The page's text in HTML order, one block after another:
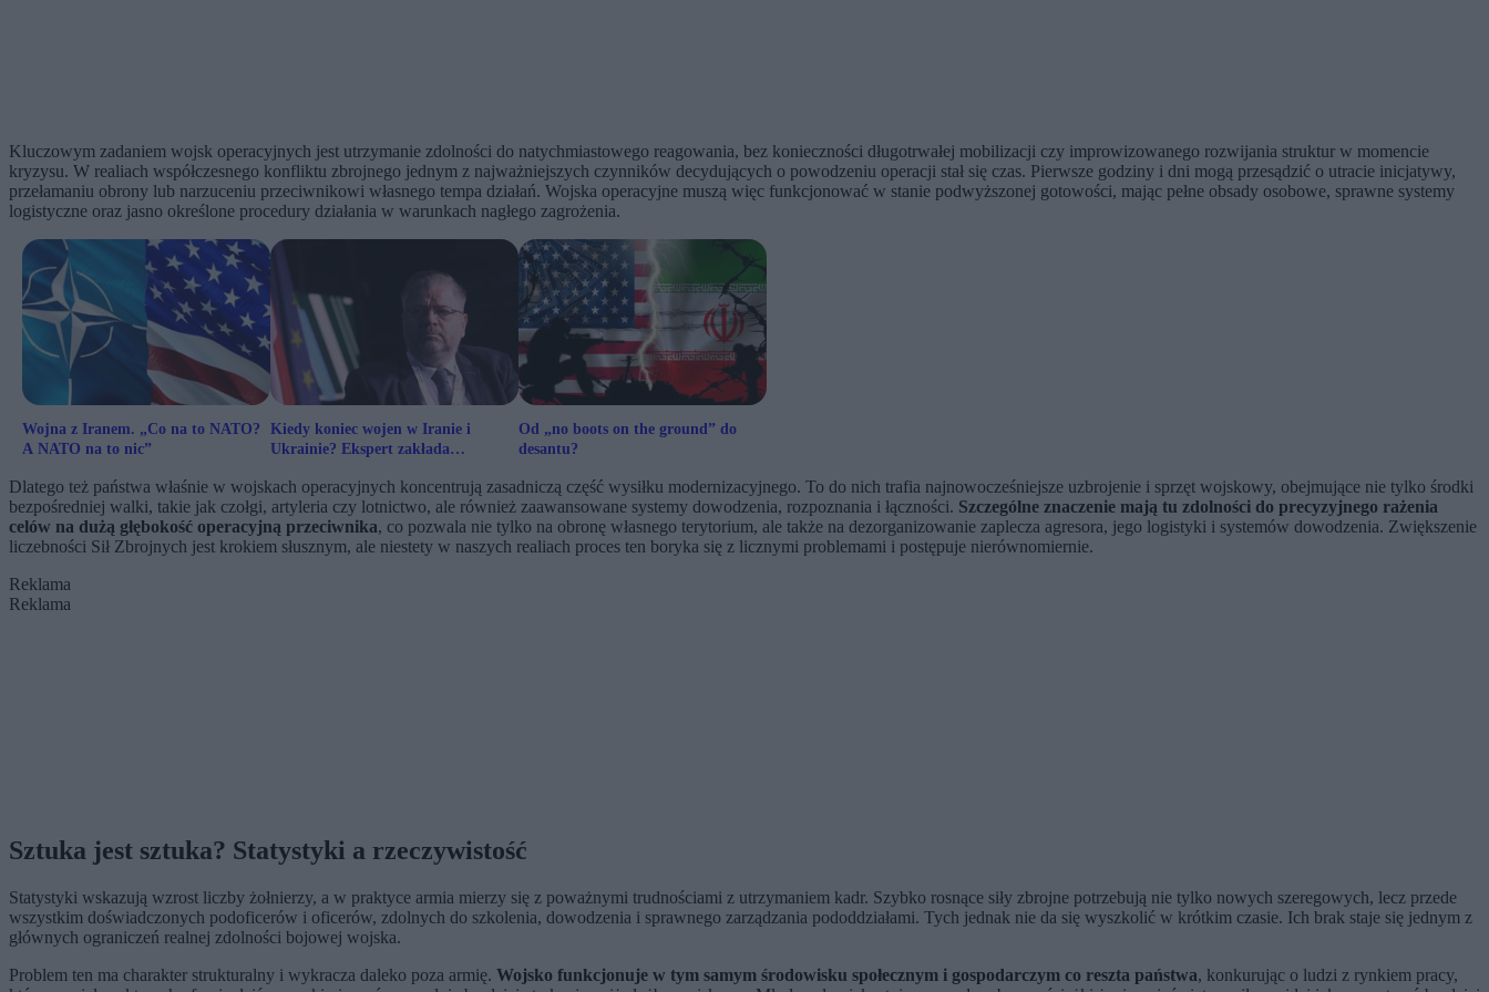
Kluczowym zadaniem wojsk operacyjnych jest utrzymanie zdolności do natychmiastowego reagowania, bez konieczności długotrwałej mobilizacji czy improwizowanego rozwijania struktur w momencie
kryzysu. W realiach współczesnego konfliktu zbrojnego jednym z najważniejszych czynników decydujących o powodzeniu operacji stał się czas. Pierwsze godziny i dni mogą przesądzić o utracie inicjatywy,
przełamaniu obrony lub narzuceniu przeciwnikowi własnego tempa działań. Wojska operacyjne muszą więc funkcjonować w stanie podwyższonej gotowości, mając pełne obsady osobowe, sprawne systemy
logistyczne oraz jasno określone procedury działania w warunkach nagłego zagrożenia.
Wojna z Iranem. „Co na to NATO?
A NATO na to nic”
Kiedy koniec wojen w Iranie i
Ukrainie? Ekspert zakłada
Od „no boots on the ground” do
desantu?
Dlatego też państwa właśnie w wojskach operacyjnych koncentrują zasadniczą część wysiłku modernizacyjnego. To do nich trafia najnowocześniejsze uzbrojenie i sprzęt wojskowy, obejmujące nie tylko środki
bezpośredniej walki, takie jak czołgi, artyleria czy lotnictwo, ale również zaawansowane systemy dowodzenia, rozpoznania i łączności. Szczególne znaczenie mają tu zdolności do precyzyjnego rażenia
celów na dużą głębokość operacyjną przeciwnika, co pozwala nie tylko na obronę własnego terytorium, ale także na dezorganizowanie zaplecza agresora, jego logistyki i systemów dowodzenia. Zwiększenie
liczebności Sił Zbrojnych jest krokiem słusznym, ale niestety w naszych realiach proces ten boryka się z licznymi problemami i postępuje nierównomiernie.
Reklama
Reklama
Sztuka jest sztuka? Statystyki a rzeczywistość
Statystyki wskazują wzrost liczby żołnierzy, a w praktyce armia mierzy się z poważnymi trudnościami z utrzymaniem kadr. Szybko rosnące siły zbrojne potrzebują nie tylko nowych szeregowych, lecz przede
wszystkim doświadczonych podoficerów i oficerów, zdolnych do szkolenia, dowodzenia i sprawnego zarządzania pododdziałami. Tych jednak nie da się wyszkolić w krótkim czasie. Ich brak staje się jednym z
głównych ograniczeń realnej zdolności bojowej wojska.
Problem ten ma charakter strukturalny i wykracza daleko poza armię. Wojsko funkcjonuje w tym samym środowisku społecznym i gospodarczym co reszta państwa, konkurując o ludzi z rynkiem pracy,